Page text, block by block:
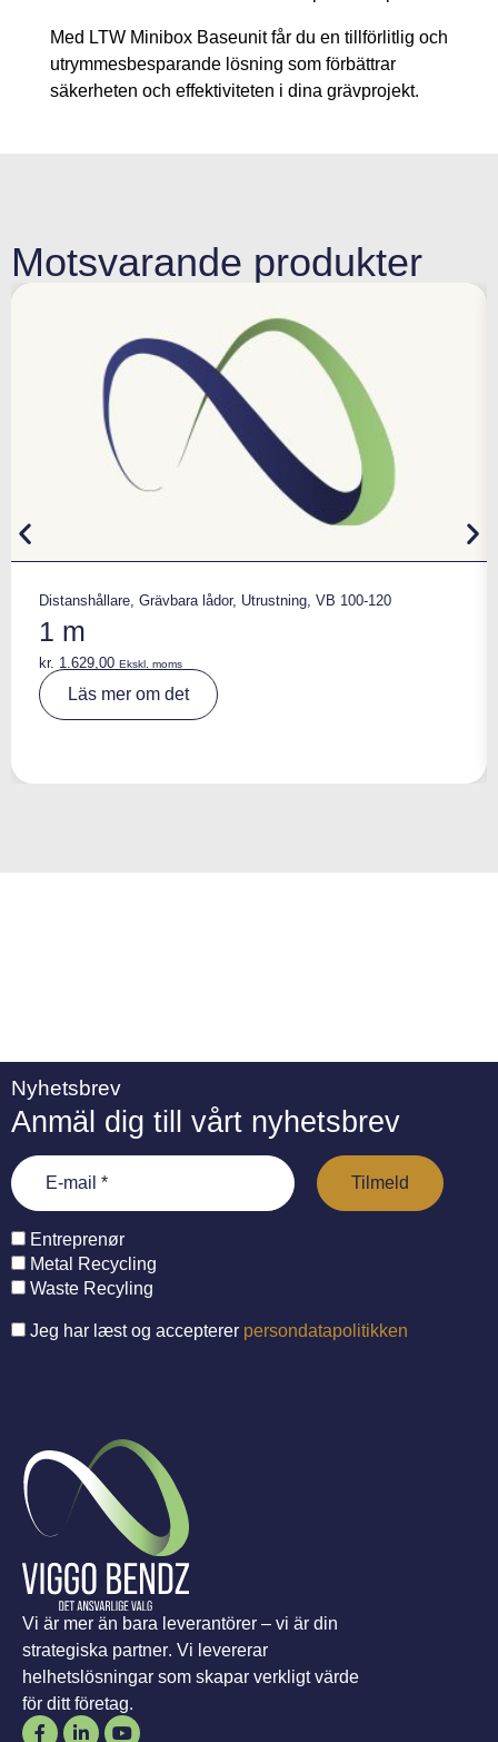
Med LTW Minibox Baseunit får du en tillförlitlig och
utrymmesbesparande lösning som förbättrar
säkerheten och effektiviteten i dina grävprojekt.
Motsvarande produkter
Distanshållare, Grävbara lådor, Utrustning, VB 100-120
1 m
kr. 1.629,00 Ekskl. moms
Läs mer om det
Nyhetsbrev
Anmäl dig till vårt nyhetsbrev
Entreprenør
Metal Recycling
Waste Recyling
Jeg har læst og accepterer persondatapolitikken
Vi är mer än bara leverantörer – vi är din
strategiska partner. Vi levererar
helhetslösningar som skapar verkligt värde
för ditt företag.